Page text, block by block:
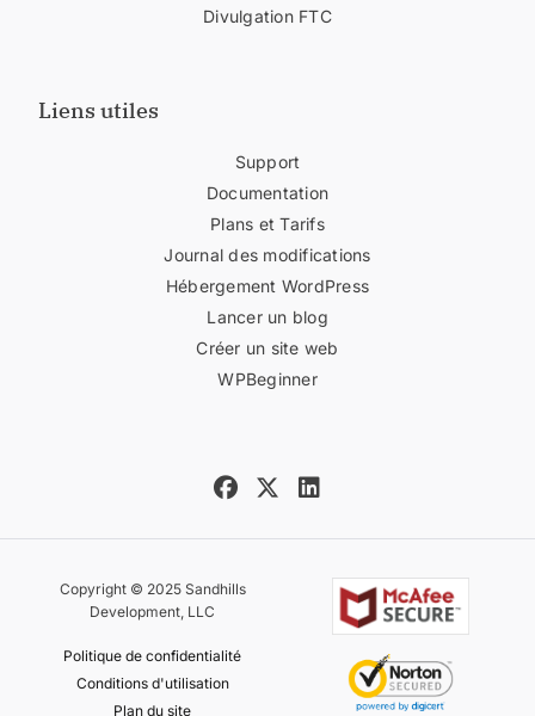
Divulgation FTC
Liens utiles
Support
Documentation
Plans et Tarifs
Journal des modifications
Hébergement WordPress
Lancer un blog
Créer un site web
WPBeginner
Copyright © 2025 Sandhills
Development, LLC
Politique de confidentialité
Conditions d'utilisation
Plan du site